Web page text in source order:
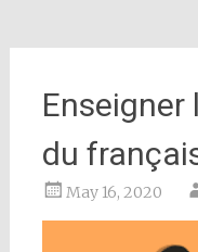
du
May 16, 2020